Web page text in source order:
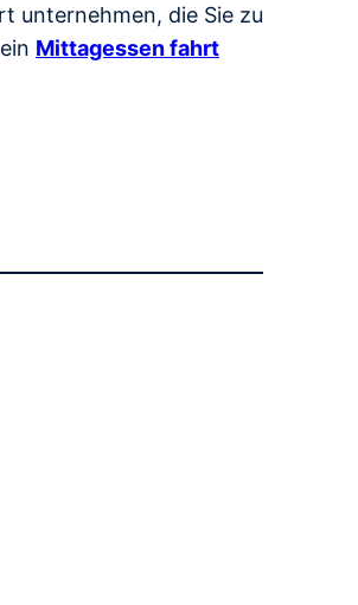
unternehmen, die Sie zu
Mittagessen fahrt